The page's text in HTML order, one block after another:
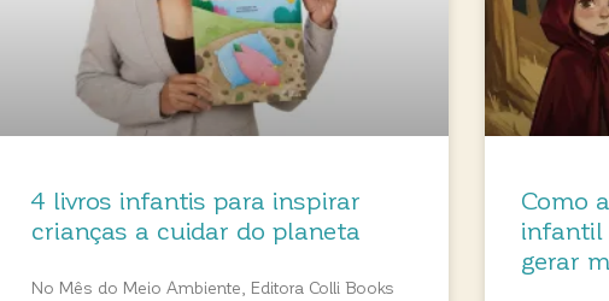
4 livros infantis para inspirar
crianças a cuidar do planeta
No Mês do Meio Ambiente, Editora Colli Books
Como
infantil
gerar